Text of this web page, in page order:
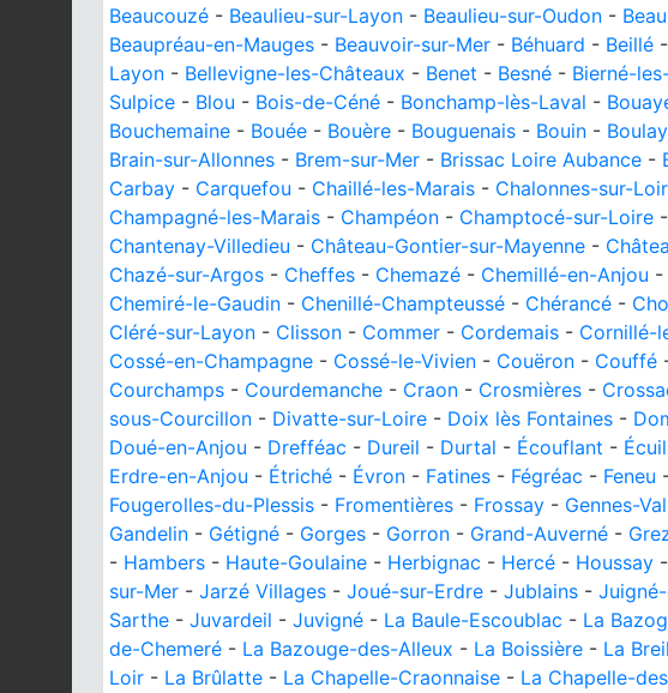
Beaucouzé - Beaulieu-sur-Layon - Beaulieu-sur-Oudon -
Beaupréau-en-Mauges - Beauvoir-sur-Mer - Béhuard - Beillé -
Layon - Bellevigne-les-Châteaux - Benet - Besné - Bierné-
Sulpice - Blou - Bois-de-Céné - Bonchamp-lès-Laval -
Bouchemaine - Bouée - Bouère - Bouguenais - Bouin -
Brain-sur-Allonnes - Brem-sur-Mer - Brissac Loire Aubance -
Carbay - Carquefou - Chaillé-les-Marais - Chalonnes-sur-
Champagné-les-Marais - Champéon - Champtocé-sur-Loire -
Chantenay-Villedieu - Château-Gontier-sur-Mayenne -
Chazé-sur-Argos - Cheffes - Chemazé - Chemillé-en-Anjou -
Chemiré-le-Gaudin - Chenillé-Champteussé - Chérancé -
Cléré-sur-Layon - Clisson - Commer - Cordemais - Cornillé-
Cossé-en-Champagne - Cossé-le-Vivien - Couëron - Couffé
Courchamps - Courdemanche - Craon - Crosmières -
sous-Courcillon - Divatte-sur-Loire - Doix lès Fontaines -
Doué-en-Anjou - Drefféac - Dureil - Durtal - Écouflant -
Erdre-en-Anjou - Étriché - Évron - Fatines - Fégréac - Feneu
Fougerolles-du-Plessis - Fromentières - Frossay - Gennes-
Gandelin - Gétigné - Gorges - Gorron - Grand-Auverné -
- Hambers - Haute-Goulaine - Herbignac - Hercé - Houssay -
sur-Mer - Jarzé Villages - Joué-sur-Erdre - Jublains -
Sarthe - Juvardeil - Juvigné - La Baule-Escoublac - La
de-Chemeré - La Bazouge-des-Alleux - La Boissière - La
Loir - La Brûlatte - La Chapelle-Craonnaise - La Chapelle-